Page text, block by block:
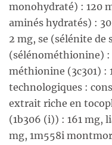
monohydraté) : 120
aminés hydratés) :
2 mg, se (sélénite de
(sélénométhionine) :
méthionine (3c301) :
technologiques :
extrait riche en
(1b306 (i)) : 161 mg,
mg, 1m558i